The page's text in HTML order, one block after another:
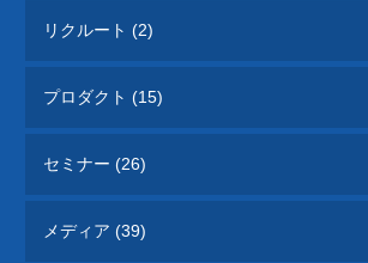
リクルート (2)
プロダクト (15)
セミナー (26)
メディア (39)